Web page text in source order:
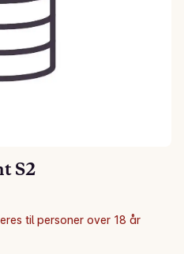
S2
til personer over 18 år